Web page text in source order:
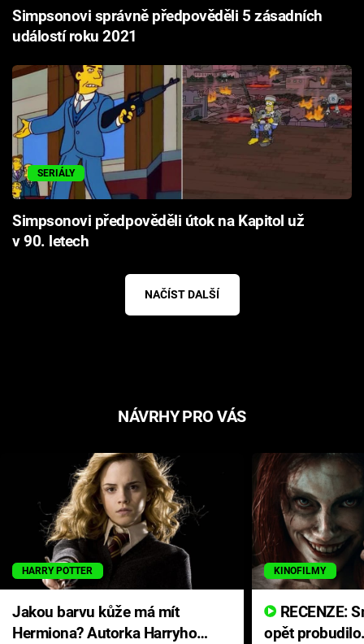
Simpsonovi správně předpověděli 5 zásadních
událostí roku 2021
SERIÁLY
Simpsonovi předpověděli útok na Kapitol už
v 90. letech
NAČÍST DALŠÍ
NÁVRHY PRO VÁS
HARRY POTTER
Jakou barvu kůže má mít
Hermiona? Autorka Harryho
KINOFILMY
opět